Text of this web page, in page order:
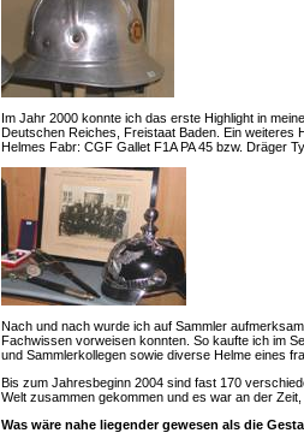
Im Jahr 2000 konnte ich das erste Highlight in
Deutschen Reiches, Freistaat Baden. Ein weiteres
Helmes Fabr: CGF Gallet F1A PA 45 bzw. Dräger
Nach und nach wurde ich auf Sammler
Fachwissen vorweisen konnten. So kaufte ich im
und Sammlerkollegen sowie diverse Helme eines
Bis zum Jahresbeginn 2004 sind fast 170
Welt zusammen gekommen und es war an der
Was wäre nahe liegender gewesen als die